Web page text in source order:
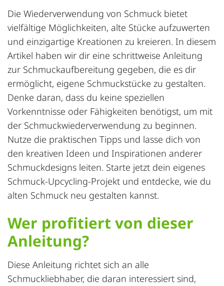
Die Wiederverwendung von Schmuck bietet
vielfältige Möglichkeiten, alte Stücke aufzuwerten
und einzigartige Kreationen zu kreieren. In diesem
Artikel haben wir dir eine schrittweise Anleitung
zur Schmuckaufbereitung gegeben, die es dir
ermöglicht, eigene Schmuckstücke zu gestalten.
Denke daran, dass du keine speziellen
Vorkenntnisse oder Fähigkeiten benötigst, um mit
der Schmuckwiederverwendung zu beginnen.
Nutze die praktischen Tipps und lasse dich von
den kreativen Ideen und Inspirationen anderer
Schmuckdesigns leiten. Starte jetzt dein eigenes
Schmuck-Upcycling-Projekt und entdecke, wie du
alten Schmuck neu gestalten kannst.
Wer profitiert von dieser
Anleitung?
Diese Anleitung richtet sich an alle
Schmuckliebhaber, die daran interessiert sind,